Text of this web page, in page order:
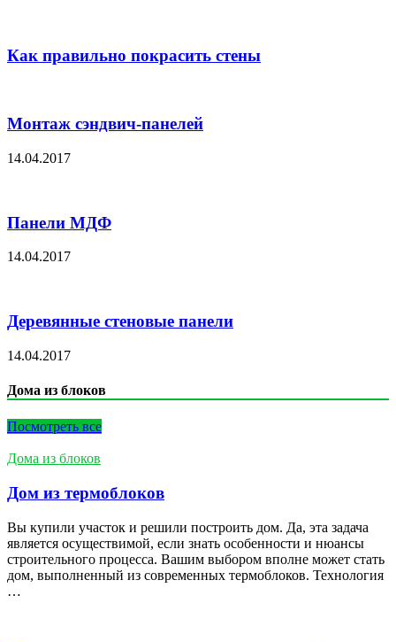
Как правильно покрасить стены
Монтаж сэндвич-панелей
14.04.2017
Панели МДФ
14.04.2017
Деревянные стеновые панели
14.04.2017
Дома из блоков
Посмотреть все
Дома из блоков
Дом из термоблоков
Вы купили участок и решили построить дом. Да, эта задача
является осуществимой, если знать особенности и нюансы
строительного процесса. Вашим выбором вполне может стать
дом, выполненный из современных термоблоков. Технология
…